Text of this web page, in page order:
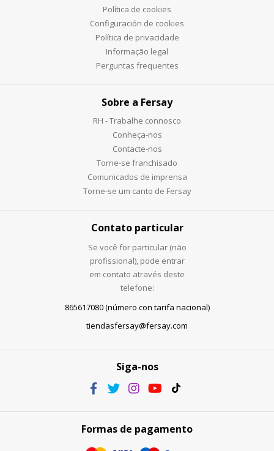
Política de cookies
Configuración de cookies
Política de privacidade
Informação legal
Perguntas frequentes
Sobre a Fersay
RH - Trabalhe connosco
Conheça-nos
Contacte-nos
Torne-se franchisado
Comunicados de imprensa
Torne-se um canto de Fersay
Contato particular
Se você for particular (não
profissional), pode entrar
em contato através deste
telefone:
865617080 (número con tarifa nacional)
tiendasfersay@fersay.com
Siga-nos
Formas de pagamento